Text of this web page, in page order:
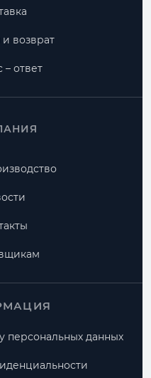
и возврат
– ответ
персональных данных